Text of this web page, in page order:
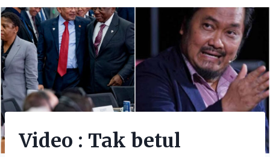
Video : Tak betul